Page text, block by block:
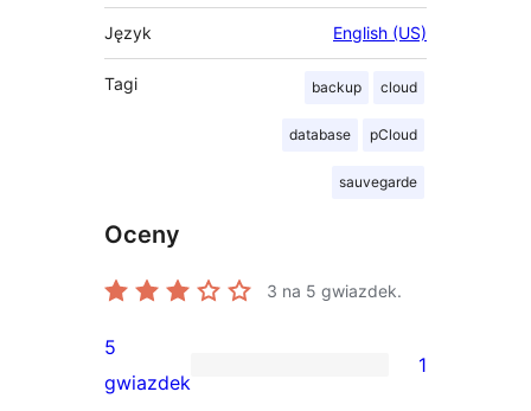
Język English (US)
Tagi backup cloud
database pCloud
sauvegarde
Oceny
3 na 5 gwiazdek.
1
5
gwiazdek
1